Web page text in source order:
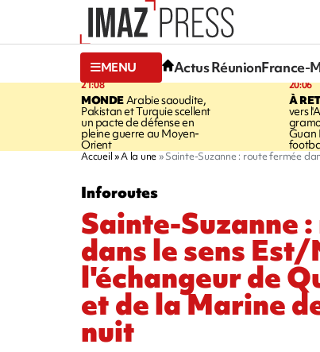
MENU Actus RéunionFrance-
21:08
MONDE Arabie saoudite,
Pakistan et Turquie scellent
un pacte de défense en
pleine guerre au Moyen-
Orient
20:06
À
vers
Guan
Accueil A la une Sainte-Suzanne : route fermée
Inforoutes
Sainte-Suzanne
dans le sens
l'échangeur de
et de la Marine
nuit